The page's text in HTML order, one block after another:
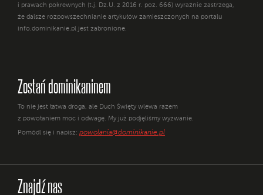
i prawach pokrewnych (t.j. Dz.U. z 2016 r. poz. 666) wyraźnie zastrzega,
że dalsze rozpowszechnianie artykułów zamieszczonych na portalu
info.dominikanie.pl jest zabronione.
Zostań dominikaninem
To nie jest łatwa droga, ale Duch Święty wlewa razem
z powołaniem moc i odwagę. My już podjęliśmy wyzwanie.
Pomódl się i napisz: powolania@dominikanie.pl
Znajdź nas